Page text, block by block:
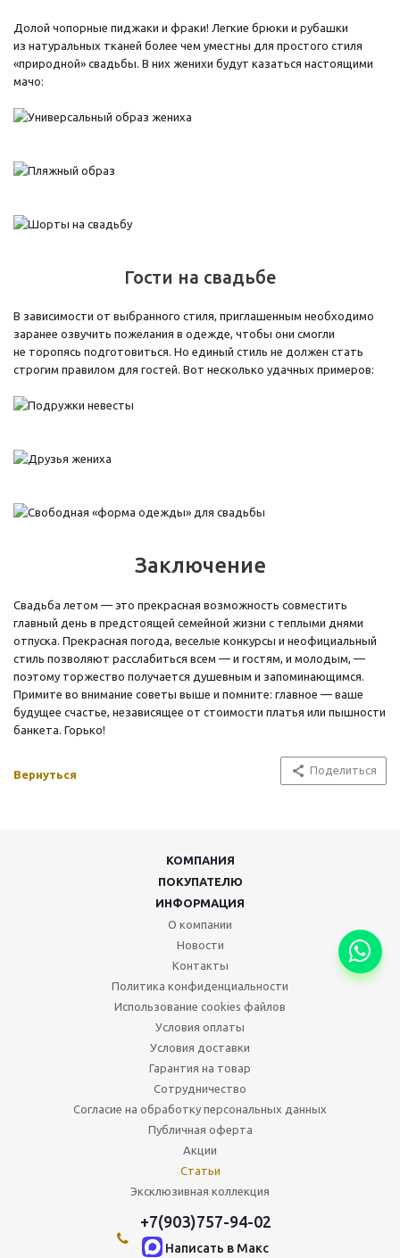
Долой чопорные пиджаки и фраки! Легкие брюки и рубашки
из натуральных тканей более чем уместны для простого стиля
«природной» свадьбы. В них женихи будут казаться настоящими
мачо:
Гости на свадьбе
В зависимости от выбранного стиля, приглашенным необходимо
заранее озвучить пожелания в одежде, чтобы они смогли
не торопясь подготовиться. Но единый стиль не должен стать
строгим правилом для гостей. Вот несколько удачных примеров:
Заключение
Свадьба летом — это прекрасная возможность совместить
главный день в предстоящей семейной жизни с теплыми днями
отпуска. Прекрасная погода, веселые конкурсы и неофициальный
стиль позволяют расслабиться всем — и гостям, и молодым, —
поэтому торжество получается душевным и запоминающимся.
Примите во внимание советы выше и помните: главное — ваше
будущее счастье, независящее от стоимости платья или пышности
банкета. Горько!
Вернуться Поделиться
КОМПАНИЯ
ПОКУПАТЕЛЮ
ИНФОРМАЦИЯ
О компании
Новости
Контакты
Политика конфиденциальности
Использование cookies файлов
Условия оплаты
Условия доставки
Гарантия на товар
Сотрудничество
Согласие на обработку персональных данных
Публичная оферта
Акции
Статьи
Эксклюзивная коллекция
+7(903)757-94-02
Написать в Maкс